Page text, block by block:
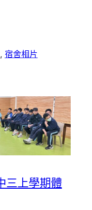
, 宿舍相片
三上學期體